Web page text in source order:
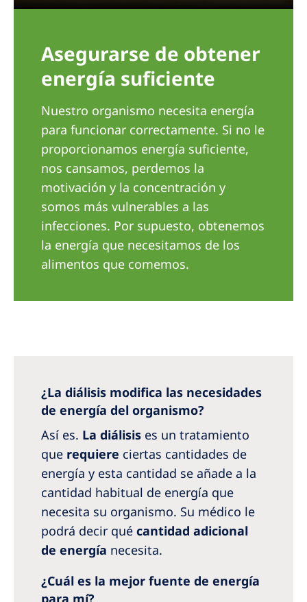
Romania
Serbia
Slovakia
Slovenia
Spain
Sweden
Switzerland
United Kingdom
Asia Pacific
United States of America
NephroCare International
Global Website
Asegurarse de obtener
energía suficiente
Nuestro organismo necesita energía
para funcionar correctamente. Si no le
proporcionamos energía suficiente,
nos cansamos, perdemos la
motivación y la concentración y
somos más vulnerables a las
infecciones. Por supuesto, obtenemos
la energía que necesitamos de los
alimentos que comemos.
¿La diálisis modifica las necesidades
de energía del organismo?
Así es. La diálisis es un tratamiento
que requiere ciertas cantidades de
energía y esta cantidad se añade a la
cantidad habitual de energía que
necesita su organismo. Su médico le
podrá decir qué cantidad adicional
de energía necesita.
¿Cuál es la mejor fuente de energía
para mí?